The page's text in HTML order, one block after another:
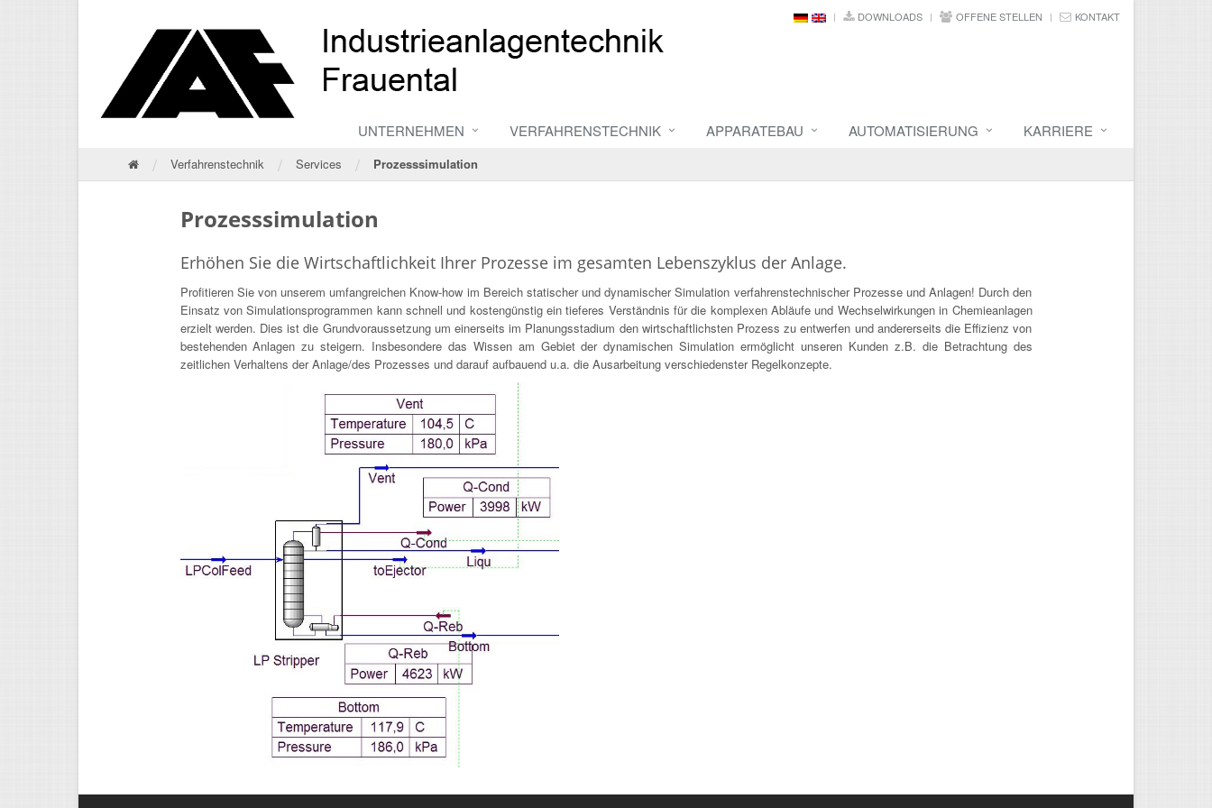
DOWNLOADS OFFENE STELLEN KONTAKT
UNTERNEHMEN VERFAHRENSTECHNIK APPARATEBAU AUTOMATISIERUNG KARRIERE
/ Verfahrenstechnik / Services / Prozesssimulation
Prozesssimulation
Erhöhen Sie die Wirtschaftlichkeit Ihrer Prozesse im gesamten Lebenszyklus der Anlage.
Profitieren Sie von unserem umfangreichen Know-how im Bereich statischer und dynamischer Simulation verfahrenstechnischer Prozesse und Anlagen! Durch den
Einsatz von Simulationsprogrammen kann schnell und kostengünstig ein tieferes Verständnis für die komplexen Abläufe und Wechselwirkungen in Chemieanlagen
erzielt werden. Dies ist die Grundvoraussetzung um einerseits im Planungsstadium den wirtschaftlichsten Prozess zu entwerfen und andererseits die Effizienz von
bestehenden Anlagen zu steigern. Insbesondere das Wissen am Gebiet der dynamischen Simulation ermöglicht unseren Kunden z.B. die Betrachtung des
zeitlichen Verhaltens der Anlage/des Prozesses und darauf aufbauend u.a. die Ausarbeitung verschiedenster Regelkonzepte.